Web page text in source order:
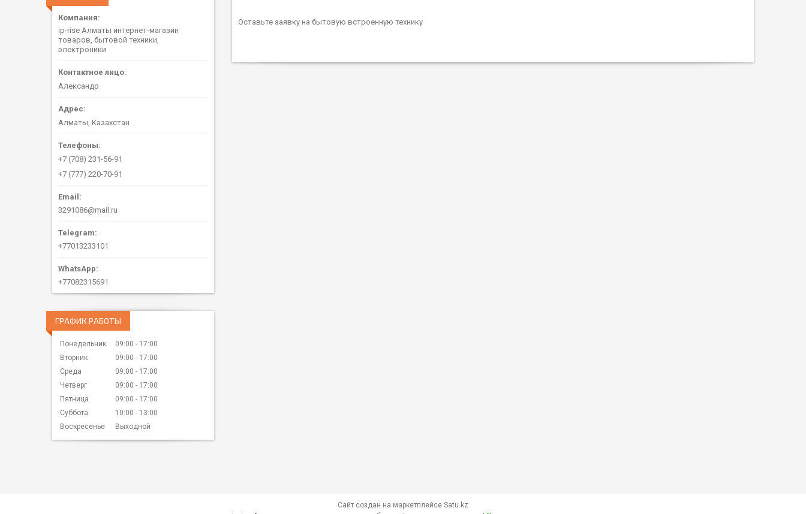
Оставьте заявку на бытовую встроенную технику
ip-rise Алматы интернет-магазин
товаров, бытовой техники,
электроники
Александр
Алматы, Казахстан
+7 (708) 231-56-91
+7 (777) 220-70-91
3291086@mail.ru
+77013233101
+77082315691
ГРАФИК РАБОТЫ
Понедельник 09:00
17:00
Вторник
09:00
17:00
Среда
09:00
17:00
Четверг
09:00
17:00
Пятница
09:00
17:00
Суббота
10:00
13:00
Воскресенье
Выходной
Сайт создан на маркетплейсе Satu.kz